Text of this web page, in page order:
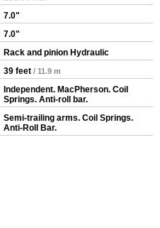
7.0"
7.0"
Rack and pinion Hydraulic
39 feet / 11.9 m
Independent. MacPherson. Coil
Springs. Anti-roll bar.
Semi-trailing arms. Coil Springs.
Anti-Roll Bar.